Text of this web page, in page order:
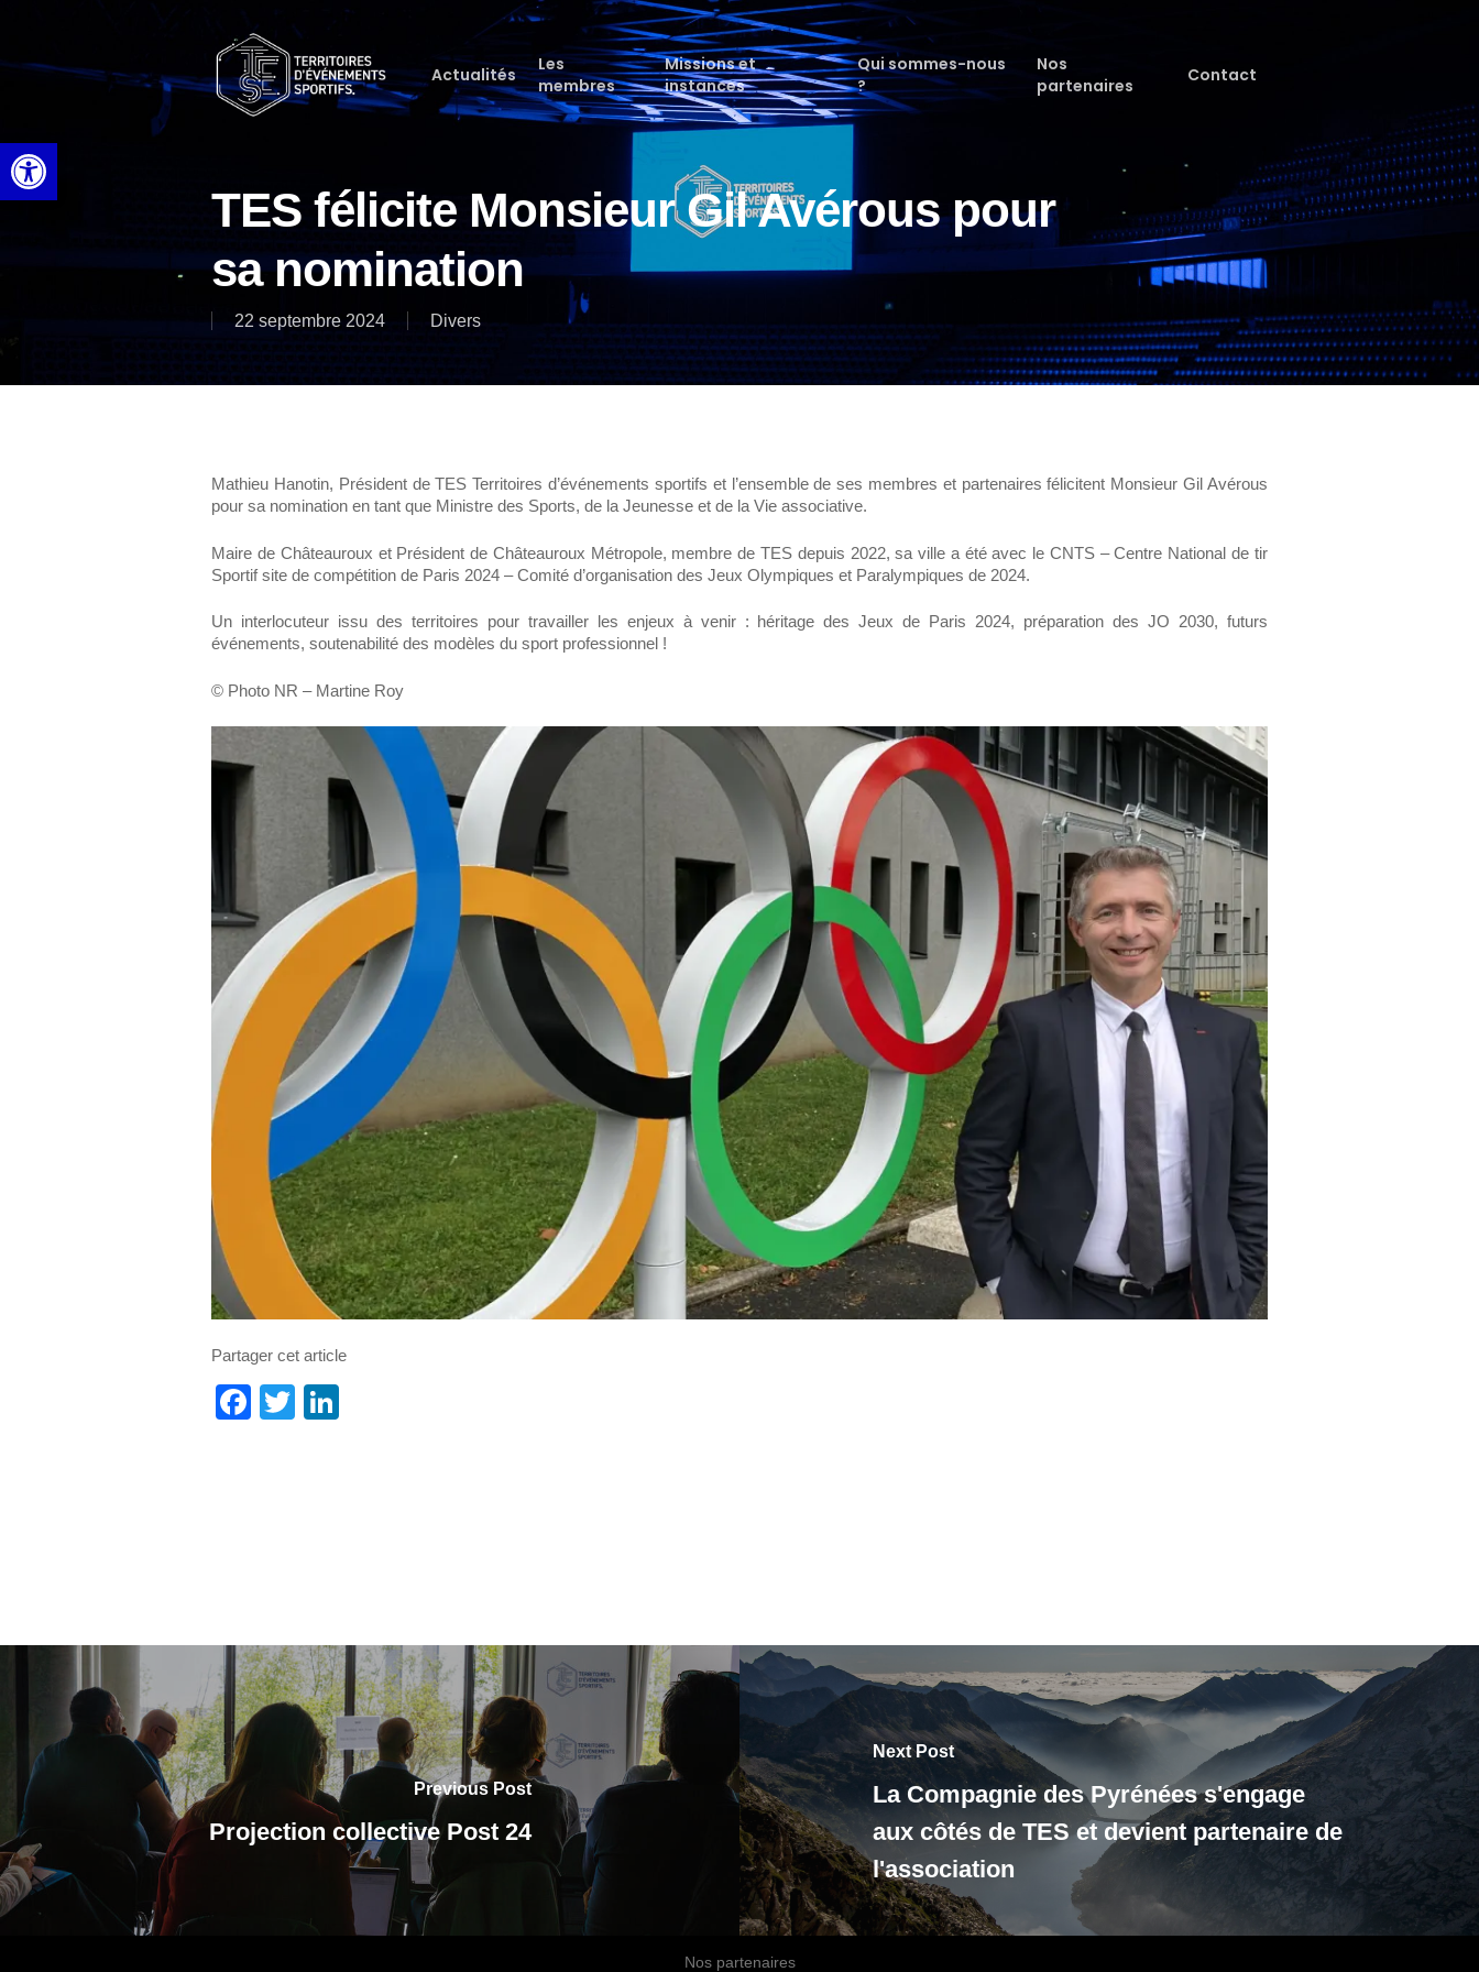
Ouvrir la barre d’outils
content
Actualités
Les
membres
Missions et
instances
Qui sommes-nous
?
Nos
partenaires
Contact
TES félicite Monsieur Gil Avérous pour
sa nomination
22 septembre 2024 Divers
Mathieu Hanotin, Président de TES Territoires d’événements sportifs et l’ensemble de ses membres et partenaires félicitent Monsieur Gil Avérous
pour sa nomination en tant que Ministre des Sports, de la Jeunesse et de la Vie associative.
Maire de Châteauroux et Président de Châteauroux Métropole, membre de TES depuis 2022, sa ville a été avec le CNTS – Centre National de tir
Sportif site de compétition de Paris 2024 – Comité d’organisation des Jeux Olympiques et Paralympiques de 2024.
Un interlocuteur issu des territoires pour travailler les enjeux à venir : héritage des Jeux de Paris 2024, préparation des JO 2030, futurs
événements, soutenabilité des modèles du sport professionnel !
© Photo NR – Martine Roy
Partager cet article
Facebook
Twitter
Previous Post
Projection collective Post 24
Next Post
La Compagnie des Pyrénées s'engage
aux côtés de TES et devient partenaire de
l'association
Nos partenaires